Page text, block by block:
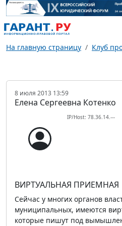
На главную страницу Клуб
8 июля 2013 13:59
Елена Сергеевна Котенко
IP/Host: 78.36.14.---
ВИРТУАЛЬНАЯ ПРИЕМНАЯ
Сейчас у многих органов
муниципальных, имеются
которые пишут под